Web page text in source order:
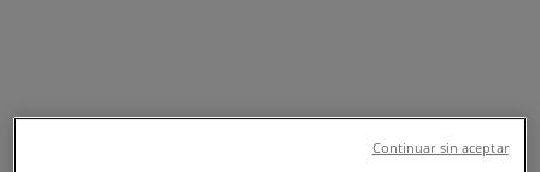
Continuar sin aceptar